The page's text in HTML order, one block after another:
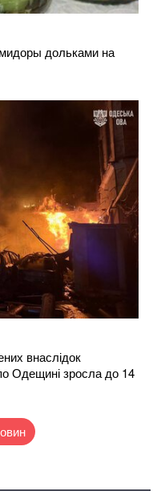
дольками на
внаслідок
Одещині зросла до 14